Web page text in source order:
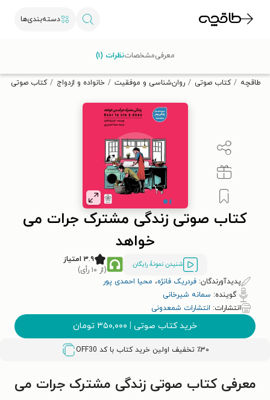
دسته‌بندی‌ها
تخفیف از طاقچه دریافت کن.
طاقچه کتاب صوتی روان‌شناسی و موفقیت خانواده و ازدواج کتاب صوتی
کتاب صوتی زندگی مشترک جرات می
خواهد
شنیدن نمونۀ رایگان
۳.۹ امتیاز
(از ۱۰ رأی)
پدیدآورندگان: فردریک فانژه، محیا احمدی پور
گوینده: سمانه شیرخانی
انتشارات: انتشارات شمعدونی
خرید کتاب صوتی | ۳۵۰,۰۰۰ تومان
٪۳۰ تخفیف اولین خرید کتاب با کد OFF30
معرفیمشخصاتنظرات (۱)
معرفی کتاب صوتی زندگی مشترک جرات می